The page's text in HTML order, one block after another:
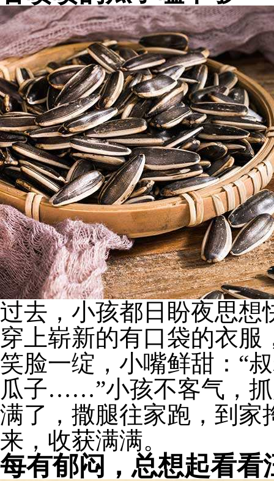
过去，小孩都日盼夜思想
穿上崭新的有口袋的衣
笑脸一绽，小嘴鲜甜：“
瓜子……”小孩不客气，
满了，撒腿往家跑，到家
来，收获满满。
每有郁闷，总想起看看